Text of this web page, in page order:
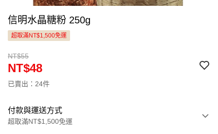
信明水晶糖粉 250g
超取滿NT$1,500免運
NT$55
NT$48
已賣出：24件
付款與運送方式
超取滿NT$1,500免運